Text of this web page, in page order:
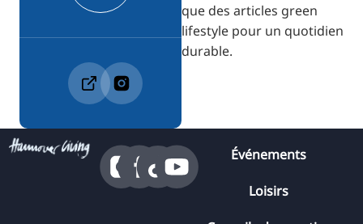
que des articles green
lifestyle pour un quotidien
durable.
Événements
Loisirs